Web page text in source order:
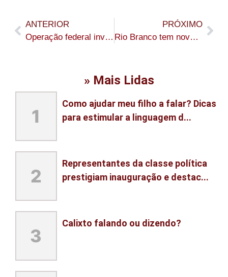
ANTERIOR
Operação federal investiga suspeita de fraude em licitações por empresários e prefeituras do Acre
PRÓXIMO
Rio Branco tem novas orientações sobre descarte de vidros quebrados e materiais perfurocortantes
» Mais Lidas
1
Como ajudar meu filho a falar? Dicas
para estimular a linguagem d...
2
Representantes da classe política
prestigiam inauguração e destac...
3
Calixto falando ou dizendo?